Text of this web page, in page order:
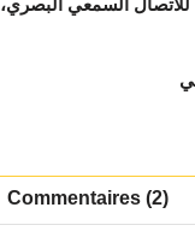
السمعي البصري،
Commentaires (2)